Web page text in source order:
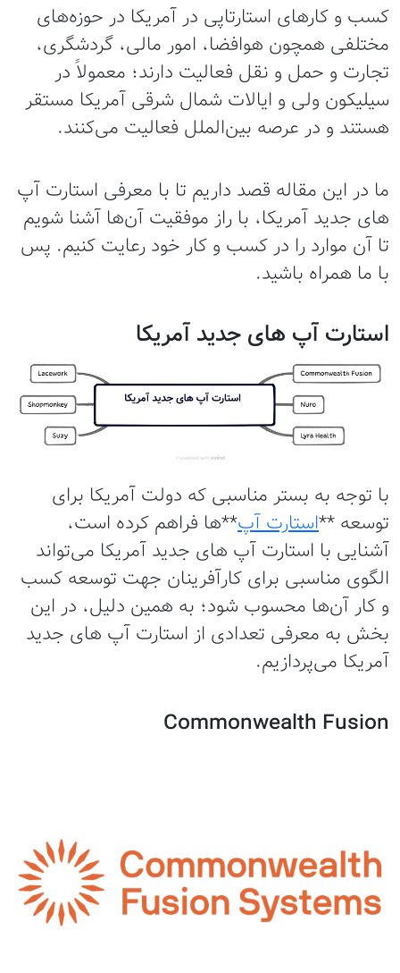
کسب و کارهای استارتاپی در آمریکا در حوزه‌های
مختلفی همچون هوافضا، امور مالی، گردشگری،
تجارت و حمل و نقل فعالیت دارند؛ معمولاً در
سیلیکون ولی و ایالات شمال شرقی آمریکا مستقر
هستند و در عرصه بین‌الملل فعالیت می‌کنند.
ما در این مقاله قصد داریم تا با معرفی استارت آپ
های جدید آمریکا، با راز موفقیت آن‌ها آشنا شویم
تا آن موارد را در کسب و کار خود رعایت کنیم. پس
با ما همراه باشید.
استارت آپ های جدید آمریکا
با توجه به بستر مناسبی که دولت آمریکا برای
توسعه **استارت آپ‌**ها فراهم کرده است،
آشنایی با استارت آپ های جدید آمریکا می‌تواند
الگوی مناسبی برای کارآفرینان جهت توسعه کسب
و کار آن‌ها محسوب شود؛ به همین دلیل، در این
بخش به معرفی تعدادی از استارت آپ های جدید
آمریکا می‌پردازیم.
Commonwealth Fusion